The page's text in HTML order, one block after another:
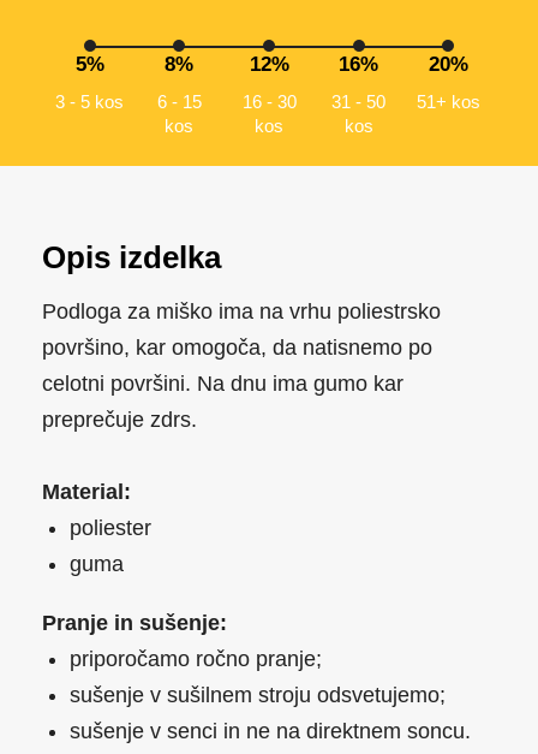
5%
3 - 5 kos
8%
6 - 15
kos
12%
16 - 30
kos
16%
31 - 50
kos
20%
51+ kos
Opis izdelka
Podloga za miško ima na vrhu poliestrsko
površino, kar omogoča, da natisnemo po
celotni površini. Na dnu ima gumo kar
preprečuje zdrs.
Material:
poliester
guma
Pranje in sušenje:
priporočamo ročno pranje;
sušenje v sušilnem stroju odsvetujemo;
sušenje v senci in ne na direktnem soncu.